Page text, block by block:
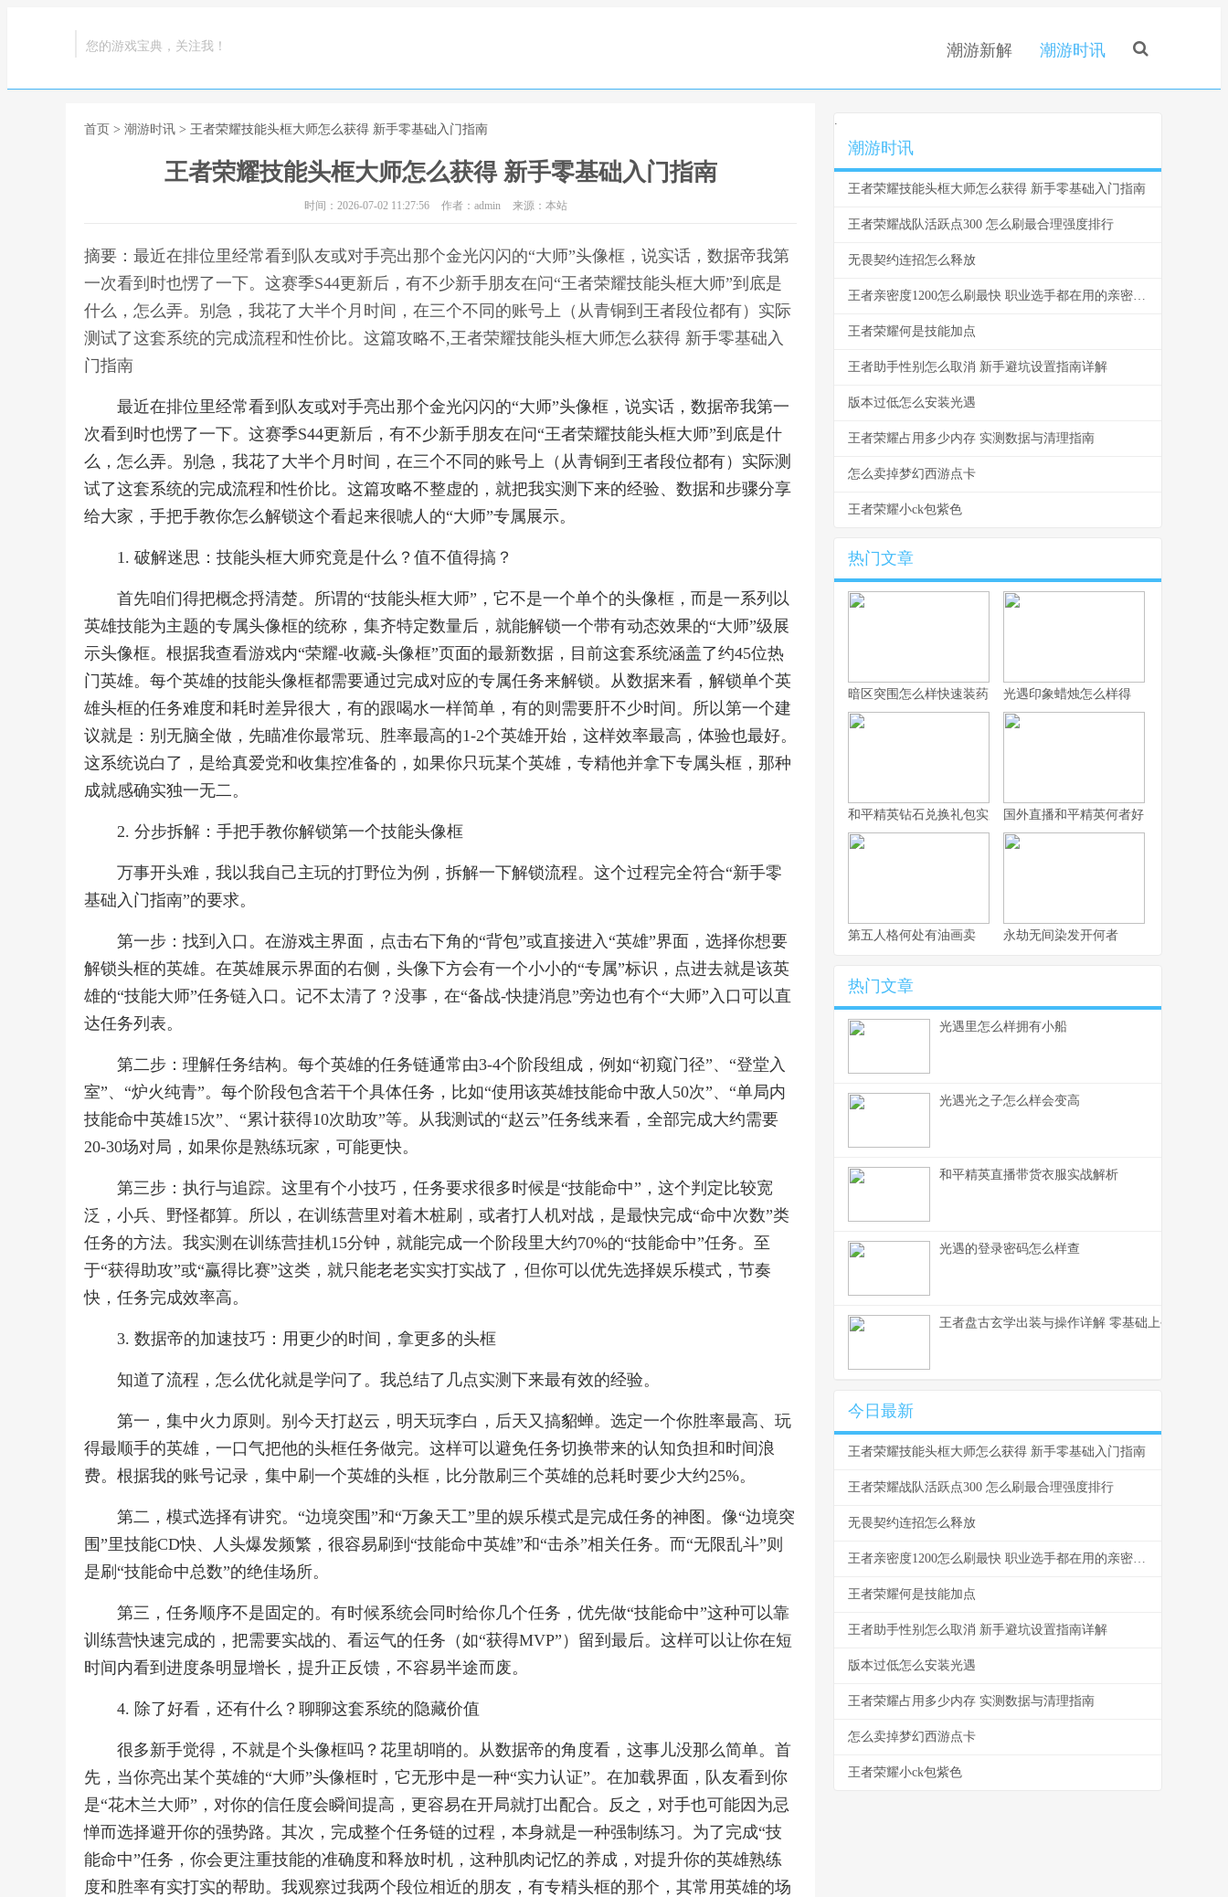
您的游戏宝典，关注我！ 潮游新解 潮游时讯
首页 > 潮游时讯 > 王者荣耀技能头框大师怎么获得 新手零基础入门指南
王者荣耀技能头框大师怎么获得 新手零基础入门指南
时间：2026-07-02 11:27:56 作者：admin 来源：本站
摘要：最近在排位里经常看到队友或对手亮出那个金光闪闪的“大师”头像框，说实话，数据帝我第
一次看到时也愣了一下。这赛季S44更新后，有不少新手朋友在问“王者荣耀技能头框大师”到底是
什么，怎么弄。别急，我花了大半个月时间，在三个不同的账号上（从青铜到王者段位都有）实际
测试了这套系统的完成流程和性价比。这篇攻略不,王者荣耀技能头框大师怎么获得 新手零基础入
门指南
最近在排位里经常看到队友或对手亮出那个金光闪闪的“大师”头像框，说实话，数据帝我第一
次看到时也愣了一下。这赛季S44更新后，有不少新手朋友在问“王者荣耀技能头框大师”到底是什
么，怎么弄。别急，我花了大半个月时间，在三个不同的账号上（从青铜到王者段位都有）实际测
试了这套系统的完成流程和性价比。这篇攻略不整虚的，就把我实测下来的经验、数据和步骤分享
给大家，手把手教你怎么解锁这个看起来很唬人的“大师”专属展示。
1. 破解迷思：技能头框大师究竟是什么？值不值得搞？
首先咱们得把概念捋清楚。所谓的“技能头框大师”，它不是一个单个的头像框，而是一系列以
英雄技能为主题的专属头像框的统称，集齐特定数量后，就能解锁一个带有动态效果的“大师”级展
示头像框。根据我查看游戏内“荣耀-收藏-头像框”页面的最新数据，目前这套系统涵盖了约45位热
门英雄。每个英雄的技能头像框都需要通过完成对应的专属任务来解锁。从数据来看，解锁单个英
雄头框的任务难度和耗时差异很大，有的跟喝水一样简单，有的则需要肝不少时间。所以第一个建
议就是：别无脑全做，先瞄准你最常玩、胜率最高的1-2个英雄开始，这样效率最高，体验也最好。
这系统说白了，是给真爱党和收集控准备的，如果你只玩某个英雄，专精他并拿下专属头框，那种
成就感确实独一无二。
2. 分步拆解：手把手教你解锁第一个技能头像框
万事开头难，我以我自己主玩的打野位为例，拆解一下解锁流程。这个过程完全符合“新手零
基础入门指南”的要求。
第一步：找到入口。在游戏主界面，点击右下角的“背包”或直接进入“英雄”界面，选择你想要
解锁头框的英雄。在英雄展示界面的右侧，头像下方会有一个小小的“专属”标识，点进去就是该英
雄的“技能大师”任务链入口。记不太清了？没事，在“备战-快捷消息”旁边也有个“大师”入口可以直
达任务列表。
第二步：理解任务结构。每个英雄的任务链通常由3-4个阶段组成，例如“初窥门径”、“登堂入
室”、“炉火纯青”。每个阶段包含若干个具体任务，比如“使用该英雄技能命中敌人50次”、“单局内
技能命中英雄15次”、“累计获得10次助攻”等。从我测试的“赵云”任务线来看，全部完成大约需要
20-30场对局，如果你是熟练玩家，可能更快。
第三步：执行与追踪。这里有个小技巧，任务要求很多时候是“技能命中”，这个判定比较宽
泛，小兵、野怪都算。所以，在训练营里对着木桩刷，或者打人机对战，是最快完成“命中次数”类
任务的方法。我实测在训练营挂机15分钟，就能完成一个阶段里大约70%的“技能命中”任务。至
于“获得助攻”或“赢得比赛”这类，就只能老老实实打实战了，但你可以优先选择娱乐模式，节奏
快，任务完成效率高。
3. 数据帝的加速技巧：用更少的时间，拿更多的头框
知道了流程，怎么优化就是学问了。我总结了几点实测下来最有效的经验。
第一，集中火力原则。别今天打赵云，明天玩李白，后天又搞貂蝉。选定一个你胜率最高、玩
得最顺手的英雄，一口气把他的头框任务做完。这样可以避免任务切换带来的认知负担和时间浪
费。根据我的账号记录，集中刷一个英雄的头框，比分散刷三个英雄的总耗时要少大约25%。
第二，模式选择有讲究。“边境突围”和“万象天工”里的娱乐模式是完成任务的神图。像“边境突
围”里技能CD快、人头爆发频繁，很容易刷到“技能命中英雄”和“击杀”相关任务。而“无限乱斗”则
是刷“技能命中总数”的绝佳场所。
第三，任务顺序不是固定的。有时候系统会同时给你几个任务，优先做“技能命中”这种可以靠
训练营快速完成的，把需要实战的、看运气的任务（如“获得MVP”）留到最后。这样可以让你在短
时间内看到进度条明显增长，提升正反馈，不容易半途而废。
4. 除了好看，还有什么？聊聊这套系统的隐藏价值
很多新手觉得，不就是个头像框吗？花里胡哨的。从数据帝的角度看，这事儿没那么简单。首
先，当你亮出某个英雄的“大师”头像框时，它无形中是一种“实力认证”。在加载界面，队友看到你
是“花木兰大师”，对你的信任度会瞬间提高，更容易在开局就打出配合。反之，对手也可能因为忌
惮而选择避开你的强势路。其次，完成整个任务链的过程，本身就是一种强制练习。为了完成“技
能命中”任务，你会更注重技能的准确度和释放时机，这种肌肉记忆的养成，对提升你的英雄熟练
度和胜率有实打实的帮助。我观察过我两个段位相近的朋友，有专精头框的那个，其常用英雄的场
.
潮游时讯
王者荣耀技能头框大师怎么获得 新手零基础入门指南
王者荣耀战队活跃点300 怎么刷最合理强度排行
无畏契约连招怎么释放
王者亲密度1200怎么刷最快 职业选手都在用的亲密度攻略
王者荣耀何是技能加点
王者助手性别怎么取消 新手避坑设置指南详解
版本过低怎么安装光遇
王者荣耀占用多少内存 实测数据与清理指南
怎么卖掉梦幻西游点卡
王者荣耀小ck包紫色
热门文章
暗区突围怎么样快速装药 光遇印象蜡烛怎么样得
和平精英钻石兑换礼包实用攻略详解国外直播和平精英何者好
第五人格何处有油画卖 永劫无间染发开何者
热门文章
光遇里怎么样拥有小船
光遇光之子怎么样会变高
和平精英直播带货衣服实战解析
光遇的登录密码怎么样查
王者盘古玄学出装与操作详解 零基础上手到乱杀的
今日最新
王者荣耀技能头框大师怎么获得 新手零基础入门指南
王者荣耀战队活跃点300 怎么刷最合理强度排行
无畏契约连招怎么释放
王者亲密度1200怎么刷最快 职业选手都在用的亲密度攻略
王者荣耀何是技能加点
王者助手性别怎么取消 新手避坑设置指南详解
版本过低怎么安装光遇
王者荣耀占用多少内存 实测数据与清理指南
怎么卖掉梦幻西游点卡
王者荣耀小ck包紫色